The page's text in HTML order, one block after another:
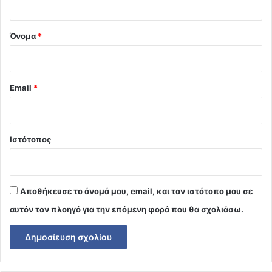
Όνομα *
Email *
Ιστότοπος
Αποθήκευσε το όνομά μου, email, και τον ιστότοπο μου σε
αυτόν τον πλοηγό για την επόμενη φορά που θα σχολιάσω.